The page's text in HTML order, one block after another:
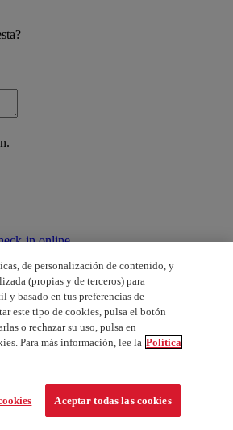
in online
especial y documentación
y vuelos especiales
a bordo
de personalización de contenido, y
(propias y de terceros) para
y basado en tus preferencias de
este tipo de cookies, pulsa el botón
o rechazar su uso, pulsa en
Para más información, lee la Política
Aceptar todas las cookies